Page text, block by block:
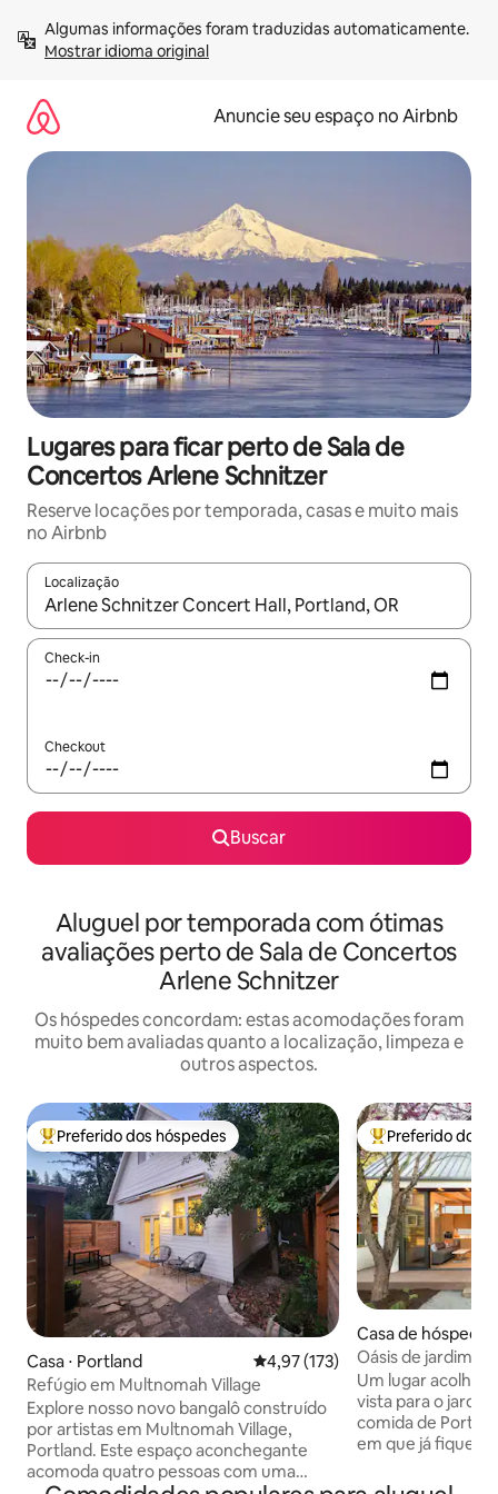
para
Mostrar idioma original
Anuncie seu espaço no Airbnb
Lugares para ficar perto de Sala de
Concertos Arlene Schnitzer
Reserve locações por temporada, casas e muito mais
no Airbnb
Localização
Quando os resultados estiverem disponíveis, explore-os
Check-in
Checkout
Buscar
Aluguel por temporada com ótimas
avaliações perto de Sala de Concertos
Arlene Schnitzer
Os hóspedes concordam: estas acomodações foram
muito bem avaliadas quanto a localização, limpeza e
outros aspectos.
Entre os melhores preferidos dos hóspedes
Preferido dos hóspedes
Casa ⋅ Portland 4,97 de uma avaliação média de
4,97 (173)
Refúgio em Multnomah Village
Explore nosso novo bangalô construído
por artistas em Multnomah Village,
Portland. Este espaço aconchegante
acomoda quatro pessoas com uma
Entre os
Preferido dos
Casa de
d
Oásis de jardim
premiado pela
Um lugar
vista para o
comida de Portland. “O melhor
em que já
Instituto